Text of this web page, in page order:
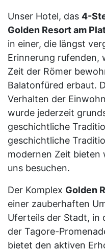
Unser Hotel, das 4-
Golden Resort am
in einer, die längst
Erinnerung rufenden,
Zeit der Römer
Balatonfüred erbaut.
Verhalten der
wurde jederzeit
geschichtliche
geschichtliche
modernen Zeit bieten
uns besuchen.
Der Komplex Golden
einer zauberhaften
Uferteils der Stadt, in
der Tagore-
bietet den aktiven